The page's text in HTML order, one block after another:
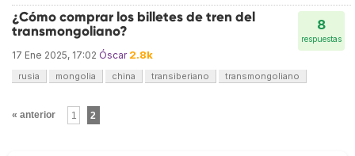
8
respuestas
¿Cómo comprar los billetes de tren del
transmongoliano?
17 Ene 2025, 17:02 Óscar 2.8k
rusia mongolia china transiberiano transmongoliano
« anterior 1 2